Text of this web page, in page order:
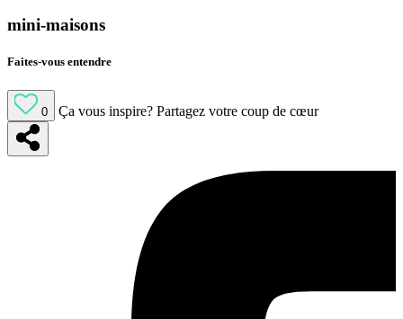
mini-maisons
Faites-vous entendre
0 Ça vous inspire? Partagez votre coup de cœur